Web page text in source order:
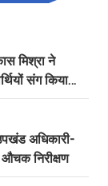
मिश्रा ने
संग किया
अधिकारी-
निरीक्षण